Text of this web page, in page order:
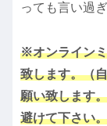
っても言い過
※オンライン
致します。（
願い致します
避けて下さい